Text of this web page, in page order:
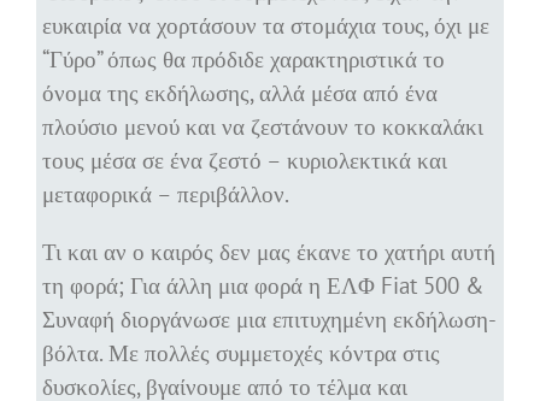
ευκαιρία να χορτάσουν τα στομάχια τους, όχι με
“Γύρο” όπως θα πρόδιδε χαρακτηριστικά το
όνομα της εκδήλωσης, αλλά μέσα από ένα
πλούσιο μενού και να ζεστάνουν το κοκκαλάκι
τους μέσα σε ένα ζεστό – κυριολεκτικά και
μεταφορικά – περιβάλλον.
Τι και αν ο καιρός δεν μας έκανε το χατήρι αυτή
τη φορά; Για άλλη μια φορά η ΕΛΦ Fiat 500 &
Συναφή διοργάνωσε μια επιτυχημένη εκδήλωση-
βόλτα. Με πολλές συμμετοχές κόντρα στις
δυσκολίες, βγαίνουμε από το τέλμα και